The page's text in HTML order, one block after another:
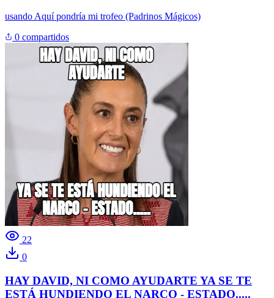
usandoAquí pondría mi trofeo (Padrinos Mágicos)
0 compartidos
22
0
HAY DAVID, NI COMO AYUDARTE YA SE TE
ESTÁ HUNDIENDO EL NARCO - ESTADO.....